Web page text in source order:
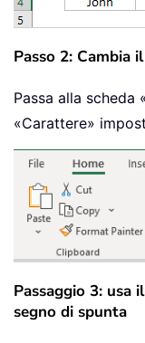
Passo 2: Cambia
Passa alla scheda
«Carattere»
Passaggio 3: usa
segno di spunta